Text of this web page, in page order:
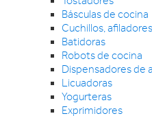
Básculas de cocina
Cuchillos,
Batidoras
Robots de cocina
Dispensadores de
Licuadoras
Yogurteras
Exprimidores